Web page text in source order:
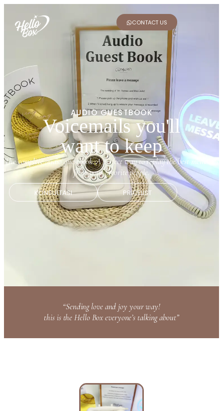
CONTACT US
AUDIO GUESTBOOK
Voicemails you'll
want to keep
The complete audio guestbook. A perfect way to replay the best memories
from your favorite people.
KONSULTASI PRICELIST
“Sending love and joy your way!
this is the Hello Box everyone’s talking about”